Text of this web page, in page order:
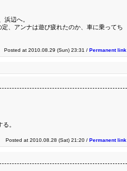
辺へ。
、アンナは遊び疲れたのか、車に乗ってち
Posted at 2010.08.29 (Sun) 23:31 / Permanent link
。
Posted at 2010.08.28 (Sat) 21:20 / Permanent link